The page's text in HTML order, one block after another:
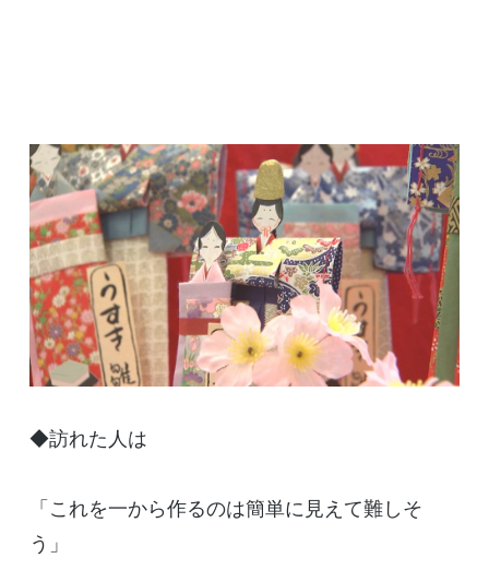
◆訪れた人は
「これを一から作るのは簡単に見えて難しそ
う」